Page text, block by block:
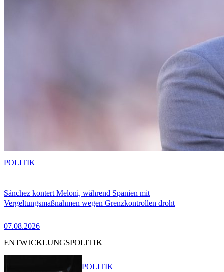
Sánchez kontert Meloni, während Spanien mit
Vergeltungsmaßnahmen wegen Grenzkontrollen droht
07.08.2026
POLITIK
ENTWICKLUNGSPOLITIK
POLITIK